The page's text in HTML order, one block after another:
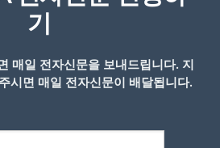
기
매일 전자신문을 보내드립니다. 지
시면 매일 전자신문이 배달됩니다.